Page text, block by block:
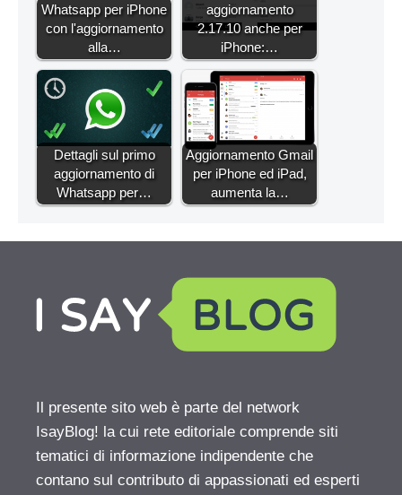
Whatsapp per iPhone
con l'aggiornamento
alla…
aggiornamento
2.17.10 anche per
iPhone:…
Dettagli sul primo
aggiornamento di
Whatsapp per…
Aggiornamento Gmail
per iPhone ed iPad,
aumenta la…
Il presente sito web è parte del network
IsayBlog! la cui rete editoriale comprende siti
tematici di informazione indipendente che
contano sul contributo di appassionati ed esperti